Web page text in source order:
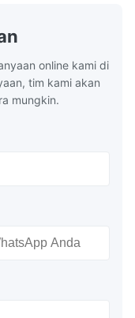
online kami di
tim kami akan
mungkin.